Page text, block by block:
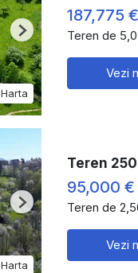
Harta
Next
187,775 €
Teren de
Vezi
Harta
Next
Teren
95,000 €
Teren de
Vezi